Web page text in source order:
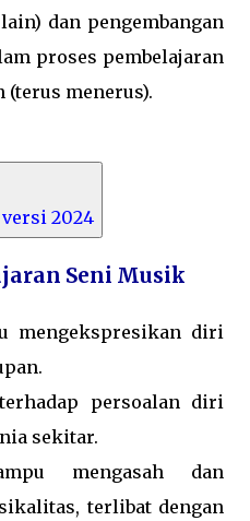
dan pengembangan
proses pembelajaran
(terus menerus).
2024
Seni Musik
mengekspresikan diri
persoalan diri
sekitar.
mengasah dan
terlibat dengan